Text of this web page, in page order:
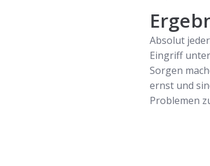
Absolut
Eingriff
Sorgen
ernst und
Problemen